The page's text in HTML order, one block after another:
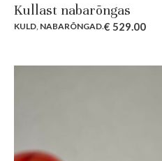
Kullast nabarõngas
KULD NABARÕNGAD.€ 529.00